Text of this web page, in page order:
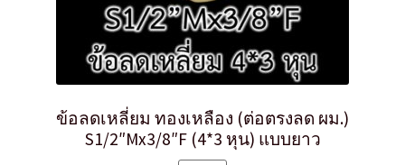
ข้อลดเหลี่ยม ทองเหลือง (ต่อตรงลด ผม.)
S1/2″Mx3/8″F (4*3 หุน) แบบยาว